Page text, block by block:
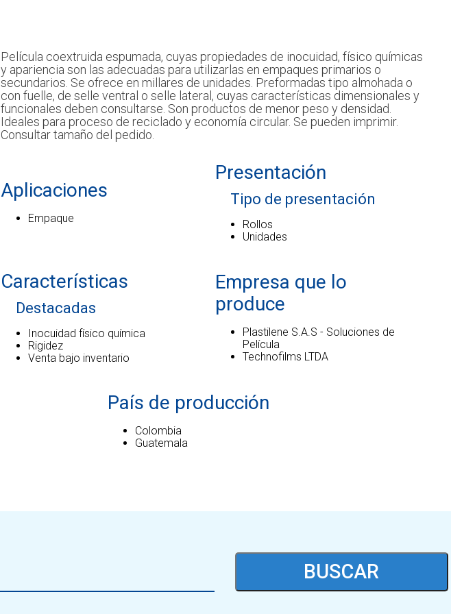
Película coextruida espumada, cuyas propiedades de inocuidad, físico químicas
y apariencia son las adecuadas para utilizarlas en empaques primarios o
secundarios. Se ofrece en millares de unidades. Preformadas tipo almohada o
con fuelle, de selle ventral o selle lateral, cuyas características dimensionales y
funcionales deben consultarse. Son productos de menor peso y densidad.
Ideales para proceso de reciclado y economía circular. Se pueden imprimir.
Consultar tamaño del pedido.
Aplicaciones
Empaque
Presentación
Tipo de presentación
Rollos
Unidades
Características
Destacadas
Inocuidad físico química
Rigidez
Venta bajo inventario
Empresa que lo
produce
Plastilene S.A.S - Soluciones de
Película
Technofilms LTDA
País de producción
Colombia
Guatemala
BUSCAR